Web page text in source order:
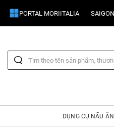
PORTAL MORIITALIA
DỤNG CỤ NẤU ĂN